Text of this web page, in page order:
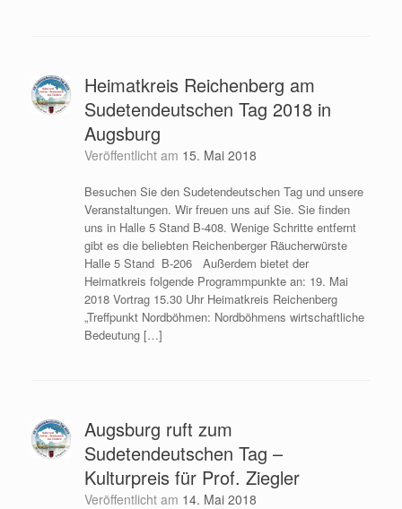
Heimatkreis Reichenberg am
Sudetendeutschen Tag 2018 in
Augsburg
Veröffentlicht am 15. Mai 2018
Besuchen Sie den Sudetendeutschen Tag und unsere
Veranstaltungen. Wir freuen uns auf Sie. Sie finden
uns in Halle 5 Stand B-408. Wenige Schritte entfernt
gibt es die beliebten Reichenberger Räucherwürste
Halle 5 Stand B-206 Außerdem bietet der
Heimatkreis folgende Programmpunkte an: 19. Mai
2018 Vortrag 15.30 Uhr Heimatkreis Reichenberg
„Treffpunkt Nordböhmen: Nordböhmens wirtschaftliche
Bedeutung […]
Augsburg ruft zum
Sudetendeutschen Tag –
Kulturpreis für Prof. Ziegler
Veröffentlicht am 14. Mai 2018